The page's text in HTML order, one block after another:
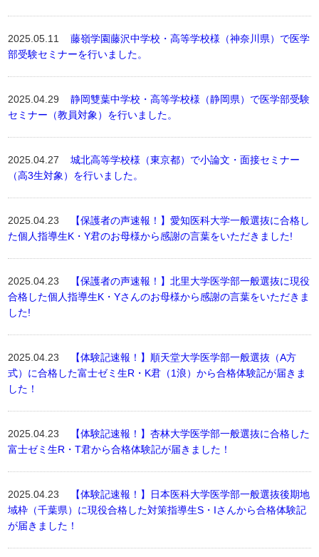
2025.05.11藤嶺学園藤沢中学校・高等学校様（神奈川県）で医学
部受験セミナーを行いました。
2025.04.29静岡雙葉中学校・高等学校様（静岡県）で医学部受験
セミナー（教員対象）を行いました。
2025.04.27城北高等学校様（東京都）で小論文・面接セミナー
（高3生対象）を行いました。
2025.04.23
【保護者の声速報！】愛知医科大学一般選抜に合格し
た個人指導生K・Y君のお母様から感謝の言葉をいただきました!
2025.04.23
【保護者の声速報！】北里大学医学部一般選抜に現役
合格した個人指導生K・Yさんのお母様から感謝の言葉をいただきま
した!
2025.04.23
【体験記速報！】順天堂大学医学部一般選抜（A方
式）に合格した富士ゼミ生R・K君（1浪）から合格体験記が届きま
した！
2025.04.23
【体験記速報！】杏林大学医学部一般選抜に合格した
富士ゼミ生R・T君から合格体験記が届きました！
2025.04.23
【体験記速報！】日本医科大学医学部一般選抜後期地
域枠（千葉県）に現役合格した対策指導生S・Iさんから合格体験記
が届きました！